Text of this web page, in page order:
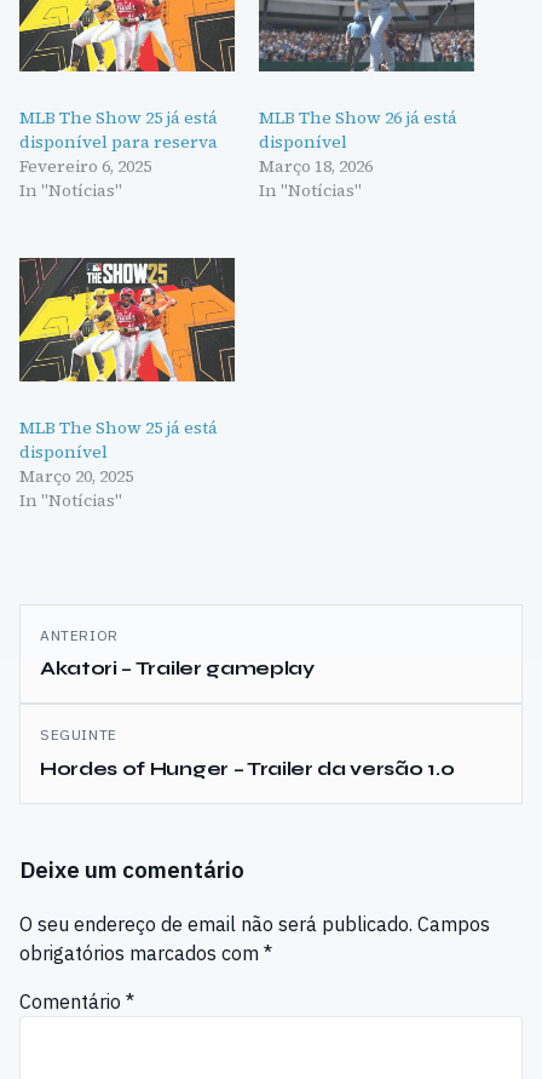
MLB The Show 25 já está
disponível para reserva
Fevereiro 6, 2025
In "Notícias"
MLB The Show 26 já está
disponível
Março 18, 2026
In "Notícias"
MLB The Show 25 já está
disponível
Março 20, 2025
In "Notícias"
Navegação
de
artigos
ANTERIOR
Akatori – Trailer gameplay
SEGUINTE
Hordes of Hunger – Trailer da versão 1.0
Deixe um comentário
O seu endereço de email não será publicado. Campos
obrigatórios marcados com *
Comentário *